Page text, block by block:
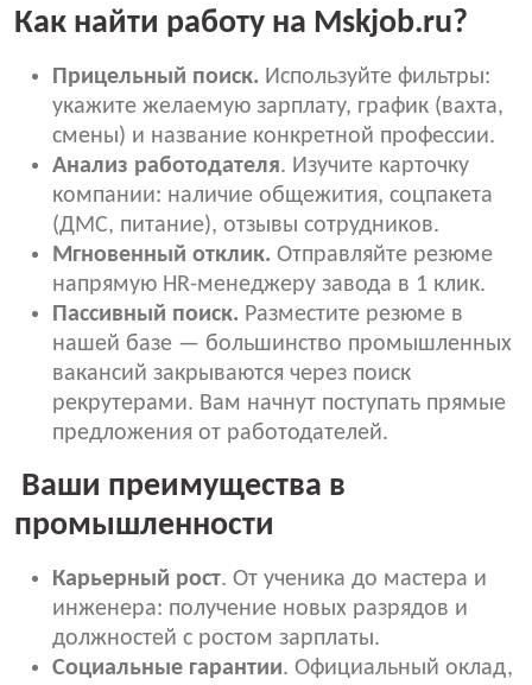
Как найти работу на Mskjob.ru?
Прицельный поиск. Используйте фильтры:
укажите желаемую зарплату, график (вахта,
смены) и название конкретной профессии.
Анализ работодателя. Изучите карточку
компании: наличие общежития, соцпакета
(ДМС, питание), отзывы сотрудников.
Мгновенный отклик. Отправляйте резюме
напрямую HR-менеджеру завода в 1 клик.
Пассивный поиск. Разместите резюме в
нашей базе — большинство промышленных
вакансий закрываются через поиск
рекрутерами. Вам начнут поступать прямые
предложения от работодателей.
Ваши преимущества в
промышленности
Карьерный рост. От ученика до мастера и
инженера: получение новых разрядов и
должностей с ростом зарплаты.
Социальные гарантии. Официальный оклад,